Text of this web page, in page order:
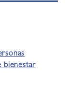
bienestar